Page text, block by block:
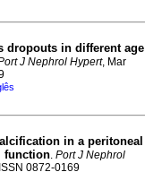
dropouts in different age
J Nephrol Hypert, Mar
in a peritoneal
function. Port J Nephrol
0872-0169